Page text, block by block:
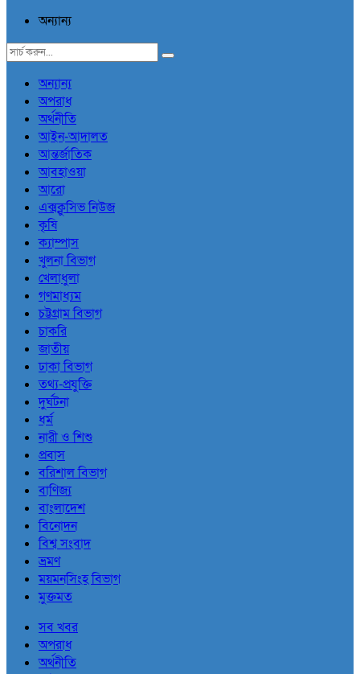
অন্যান্য
অন্যান্য
অপরাধ
অর্থনীতি
আইন-আদালত
আন্তর্জাতিক
আবহাওয়া
আরো
এক্সক্লুসিভ নিউজ
কৃষি
ক্যাম্পাস
খুলনা বিভাগ
খেলাধুলা
গণমাধ্যম
চট্টগ্রাম বিভাগ
চাকরি
জাতীয়
ঢাকা বিভাগ
তথ্য-প্রযুক্তি
দুর্ঘটনা
ধর্ম
নারী ও শিশু
প্রবাস
বরিশাল বিভাগ
বাণিজ্য
বাংলাদেশ
বিনোদন
বিশ্ব সংবাদ
ভ্রমণ
ময়মনসিংহ বিভাগ
মুক্তমত
সব খবর
অপরাধ
অর্থনীতি